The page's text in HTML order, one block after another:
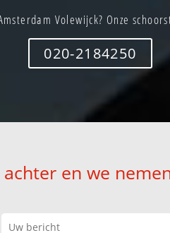
Volewijck? Onze
020-2184250
en we